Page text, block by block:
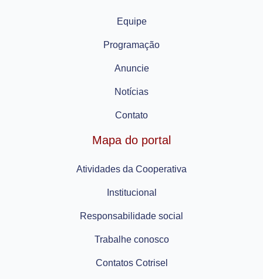
Equipe
Programação
Anuncie
Notícias
Contato
Mapa do portal
Atividades da Cooperativa
Institucional
Responsabilidade social
Trabalhe conosco
Contatos Cotrisel